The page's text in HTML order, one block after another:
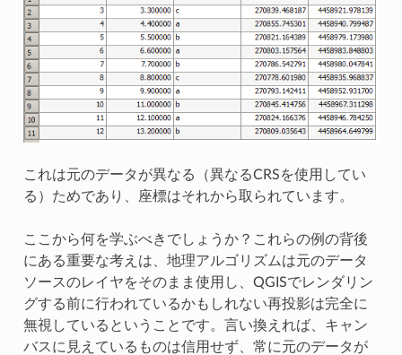
これは元のデータが異なる（異なるCRSを使用してい
る）ためであり、座標はそれから取られています。
ここから何を学ぶべきでしょうか？これらの例の背後
にある重要な考えは、地理アルゴリズムは元のデータ
ソースのレイヤをそのまま使用し、QGISでレンダリン
グする前に行われているかもしれない再投影は完全に
無視しているということです。言い換えれば、キャン
バスに見えているものは信用せず、常に元のデータが